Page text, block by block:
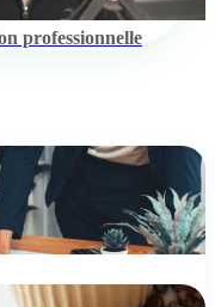
professionnelle